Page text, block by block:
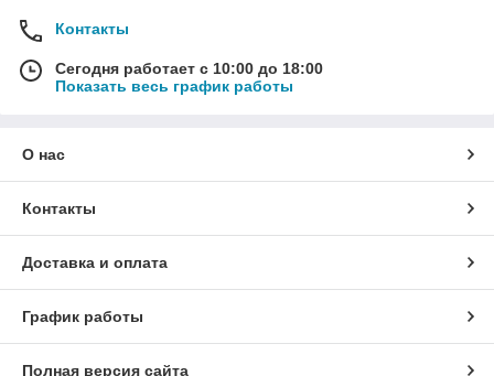
Контакты
Сегодня работает с 10:00 до 18:00
Показать весь график работы
О нас
Контакты
Доставка и оплата
График работы
Полная версия сайта